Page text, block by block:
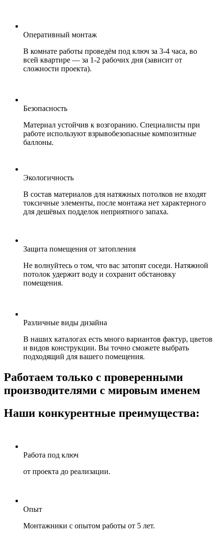
Оперативный монтаж
В комнате работы проведём под ключ за 3-4 часа, во
всей квартире — за 1-2 рабочих дня (зависит от
сложности проекта).
Безопасность
Материал устойчив к возгоранию. Специалисты при
работе используют взрывобезопасные композитные
баллоны.
Экологичность
В состав материалов для натяжных потолков не входят
токсичные элементы, после монтажа нет характерного
для дешёвых подделок неприятного запаха.
Защита помещения от затопления
Не волнуйтесь о том, что вас затопят соседи. Натяжной
потолок удержит воду и сохранит обстановку
помещения.
Различные виды дизайна
В наших каталогах есть много вариантов фактур, цветов
и видов конструкции. Вы точно сможете выбрать
подходящий для вашего помещения.
Работаем только с проверенными
производителями с мировым именем
Наши конкурентные преимущества:
Работа под ключ
от проекта до реализации.
Опыт
Монтажники с опытом работы от 5 лет.